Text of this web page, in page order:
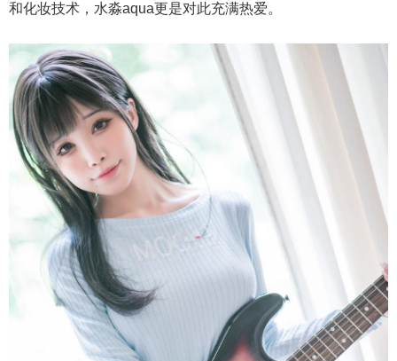
和化妆技术，水淼aqua更是对此充满热爱。